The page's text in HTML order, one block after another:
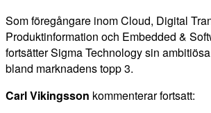
Som föregångare inom Cloud, Digital
Produktinformation och Embedded &
fortsätter Sigma Technology sin
bland marknadens topp 3.
Carl Vikingsson kommenterar fortsatt: